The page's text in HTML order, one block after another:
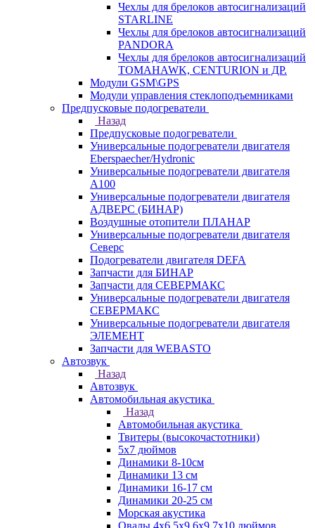
Чехлы для брелоков автосигнализаций
STARLINE
Чехлы для брелоков автосигнализаций
PANDORA
Чехлы для брелоков автосигнализаций
TOMAHAWK, CENTURION и ДР.
Модули GSM\GPS
Модули управления стеклоподъемниками
Предпусковые подогреватели
Назад
Предпусковые подогреватели
Универсальные подогреватели двигателя
Eberspaecher/Hydronic
Универсальные подогреватели двигателя
A100
Универсальные подогреватели двигателя
АДВЕРС (БИНАР)
Воздушные отопители ПЛАНАР
Универсальные подогреватели двигателя
Северс
Подогреватели двигателя DEFA
Запчасти для БИНАР
Запчасти для СЕВЕРМАКС
Универсальные подогреватели двигателя
СЕВЕРМАКС
Универсальные подогреватели двигателя
ЭЛЕМЕНТ
Запчасти для WEBASTO
Автозвук
Назад
Автозвук
Автомобильная акустика
Назад
Автомобильная акустика
Твитеры (высокочастотники)
5x7 дюймов
Динамики 8-10см
Динамики 13 см
Динамики 16-17 см
Динамики 20-25 см
Морская акустика
Овалы 4х6,5х9,6x9,7х10 дюймов